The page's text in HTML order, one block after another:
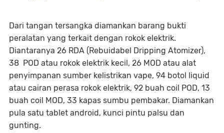
Dari tangan tersangka diamankan barang bukti
peralatan yang terkait dengan rokok elektrik.
Diantaranya 26 RDA (Rebuidabel Dripping Atomizer),
38 POD atau rokok elektrik kecil, 26 MOD atau alat
penyimpanan sumber kelistrikan vape, 94 botol liquid
atau cairan perasa rokok elektrik, 92 buah coil POD, 13
buah coil MOD, 33 kapas sumbu pembakar. Diamankan
pula satu tablet android, kunci pintu palsu dan
gunting.